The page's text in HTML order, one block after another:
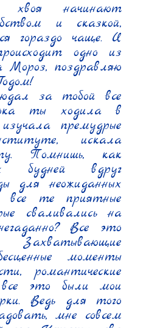
хвоя начинают
и сказкой,
гораздо чаще. И
одно из
поздравляю
за тобой все
ты ходила в
премудрые
искала
Помнишь, как
будней вдруг
для неожиданных
все те приятные
сваливались на
Все это
моменты
романтические
это были мои
Ведь для того
мне совсем